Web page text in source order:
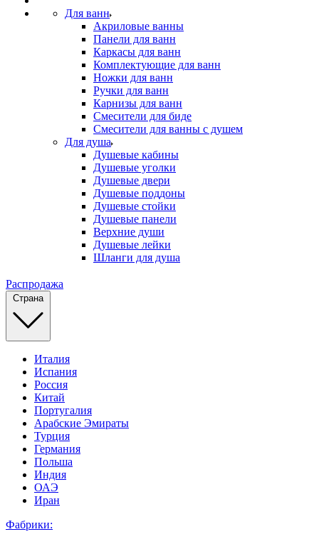
Для ванн
Акриловые ванны
Панели для ванн
Каркасы для ванн
Комплектующие для ванн
Ножки для ванн
Ручки для ванн
Карнизы для ванн
Смесители для биде
Смесители для ванны с душем
Для душа
Душевые кабины
Душевые уголки
Душевые двери
Душевые поддоны
Душевые стойки
Душевые панели
Верхние души
Душевые лейки
Шланги для душа
Распродажа
Страна
Италия
Испания
Россия
Китай
Португалия
Арабские Эмираты
Турция
Германия
Польша
Индия
ОАЭ
Иран
Фабрики: